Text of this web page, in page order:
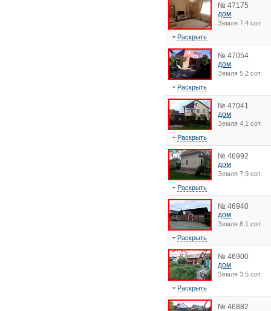
№ 47175
дом
Земля 7,4 сот.
Раскрыть
№ 47054
дом
Земля 5,2 сот.
Раскрыть
№ 47041
дом
Земля 4,1 сот.
Раскрыть
№ 46992
дом
Земля 7,9 сот.
Раскрыть
№ 46940
дом
Земля 8,1 сот.
Раскрыть
№ 46900
дом
Земля 3,5 сот.
Раскрыть
№ 46882